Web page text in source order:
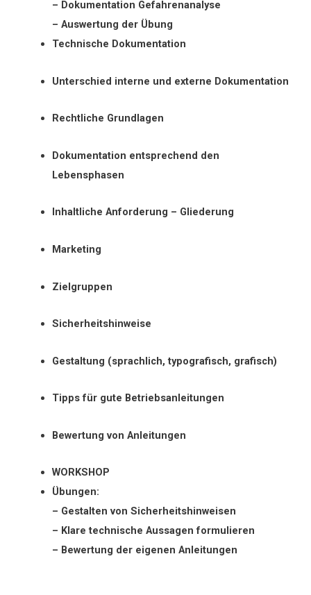
– Dokumentation Gefahrenanalyse
– Auswertung der Übung
Technische Dokumentation
Unterschied interne und externe Dokumentation
Rechtliche Grundlagen
Dokumentation entsprechend den
Lebensphasen
Inhaltliche Anforderung – Gliederung
Marketing
Zielgruppen
Sicherheitshinweise
Gestaltung (sprachlich, typografisch, grafisch)
Tipps für gute Betriebsanleitungen
Bewertung von Anleitungen
WORKSHOP
Übungen:
– Gestalten von Sicherheitshinweisen
– Klare technische Aussagen formulieren
– Bewertung der eigenen Anleitungen